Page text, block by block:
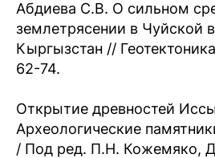
Абдиева С.В. О сильном
землетрясении в Чуйской
Кыргызстан //
62-74.
Открытие древностей
Археологические
/ Под ред. П.Н. Кожемяко,